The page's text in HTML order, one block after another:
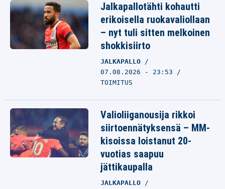
Jalkapallotähti kohautti
erikoisella ruokavaliollaan
– nyt tuli sitten melkoinen
shokkisiirto
JALKAPALLO
07.08.2026 - 23:53
TOIMITUS
Valioliiganousija rikkoi
siirtoennätyksensä – MM-
kisoissa loistanut 20-
vuotias saapuu
jättikaupalla
JALKAPALLO